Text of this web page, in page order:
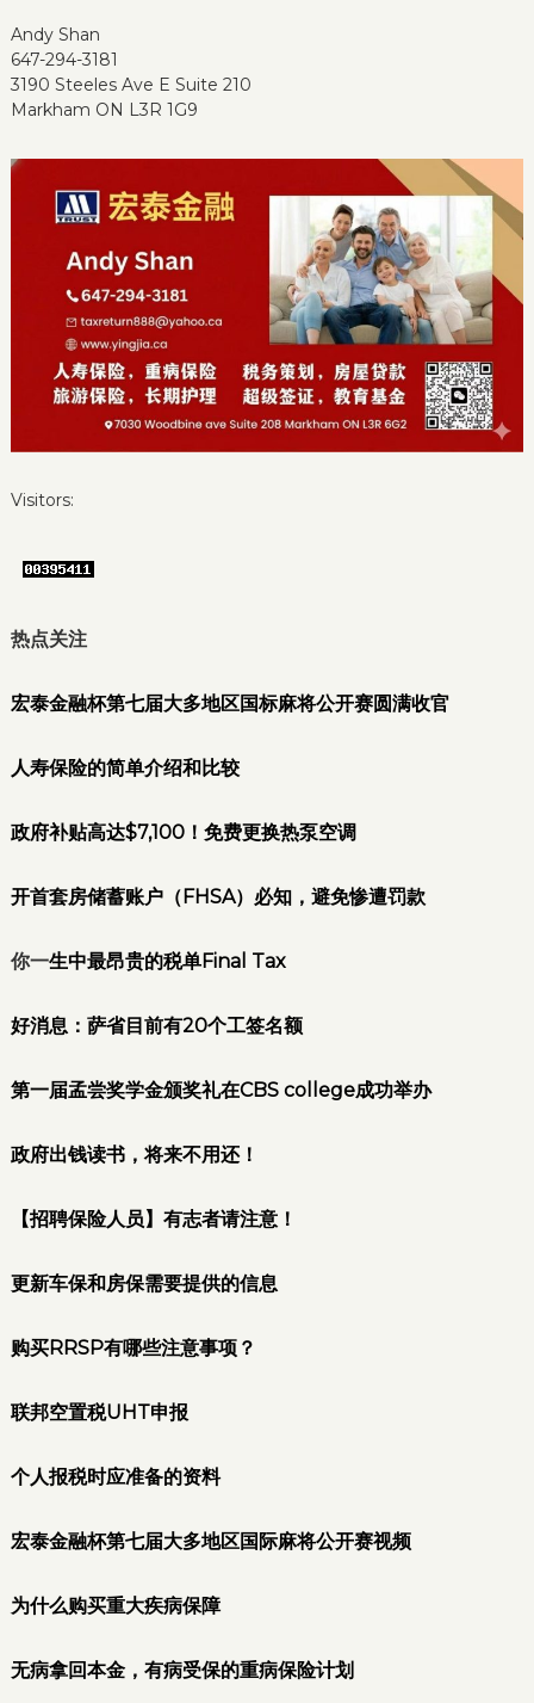
Andy Shan
647-294-3181
3190 Steeles Ave E Suite 210
Markham ON L3R 1G9
Visitors:
热点关注
宏泰金融杯第七届大多地区国标麻将公开赛圆满收官
人寿保险的简单介绍和比较
政府补贴高达$7,100！免费更换热泵空调
开首套房储蓄账户（FHSA）必知，避免惨遭罚款
你一生中最昂贵的税单Final Tax
好消息：萨省目前有20个工签名额
第一届孟尝奖学金颁奖礼在CBS college成功举办
政府出钱读书，将来不用还！
【招聘保险人员】有志者请注意！
更新车保和房保需要提供的信息
购买RRSP有哪些注意事项？
联邦空置税UHT申报
个人报税时应准备的资料
宏泰金融杯第七届大多地区国际麻将公开赛视频
为什么购买重大疾病保障
无病拿回本金，有病受保的重病保险计划